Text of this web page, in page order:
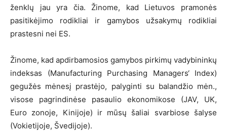
ženklų jau yra čia. Žinome, kad Lietuvos pramonės
pasitikėjimo rodikliai ir gamybos užsakymų rodikliai
prastesni nei ES.
Žinome, kad apdirbamosios gamybos pirkimų vadybininkų
indeksas (Manufacturing Purchasing Managers‘ Index)
gegužės mėnesį prastėjo, palyginti su balandžio mėn.,
visose pagrindinėse pasaulio ekonomikose (JAV, UK,
Euro zonoje, Kinijoje) ir mūsų šaliai svarbiose šalyse
(Vokietijoje, Švedijoje).